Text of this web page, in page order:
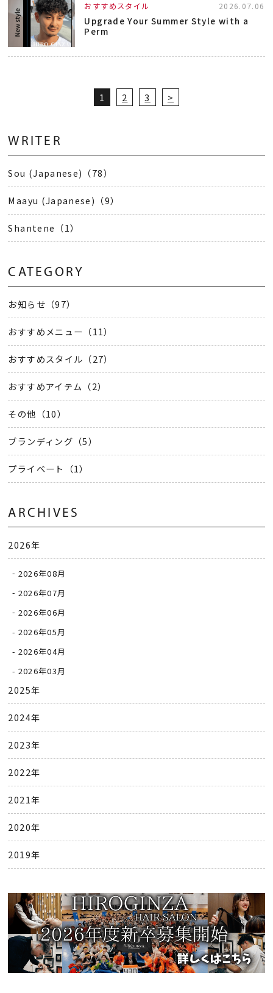
おすすめスタイル 2026.07.06
Upgrade Your Summer Style with a
Perm
1 2 3 >
WRITER
Sou (Japanese)（78）
Maayu (Japanese)（9）
Shantene（1）
CATEGORY
お知らせ（97）
おすすめメニュー（11）
おすすめスタイル（27）
おすすめアイテム（2）
その他（10）
ブランディング（5）
プライベート（1）
ARCHIVES
2026年
2026年08月
2026年07月
2026年06月
2026年05月
2026年04月
2026年03月
2025年
2024年
2023年
2022年
2021年
2020年
2019年